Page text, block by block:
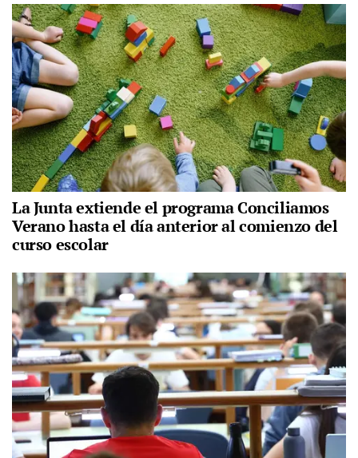
La Junta extiende el programa Conciliamos
Verano hasta el día anterior al comienzo del
curso escolar